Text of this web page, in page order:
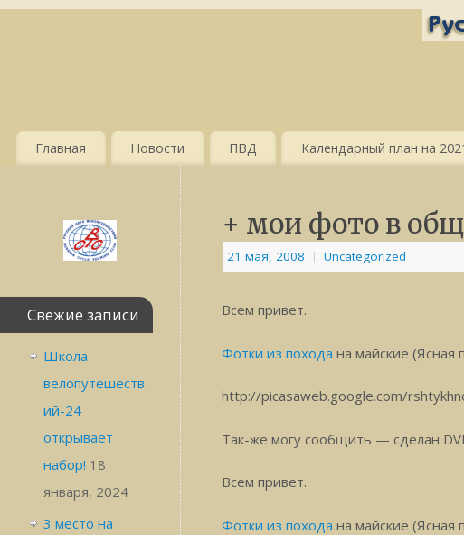
Главная Новости ПВД Календарный план на
+ мои фото в
21 мая, 2008 | Uncategorized
Всем привет.
Фотки из похода на майские (Ясная
http://picasaweb.google.com/
Так-же могу сообщить — сделан
Всем привет.
Фотки из похода на майские (Ясная
Свежие записи
Школа
велопутешеств
ий-24
открывает
набор! 18
января, 2024
3 место на